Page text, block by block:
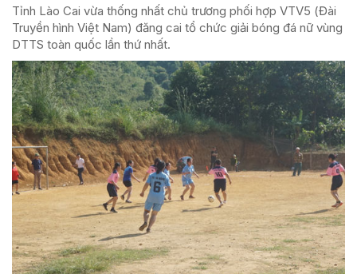
Tỉnh Lào Cai vừa thống nhất chủ trương phối hợp VTV5 (Đài
Truyền hình Việt Nam) đăng cai tổ chức giải bóng đá nữ vùng
DTTS toàn quốc lần thứ nhất.